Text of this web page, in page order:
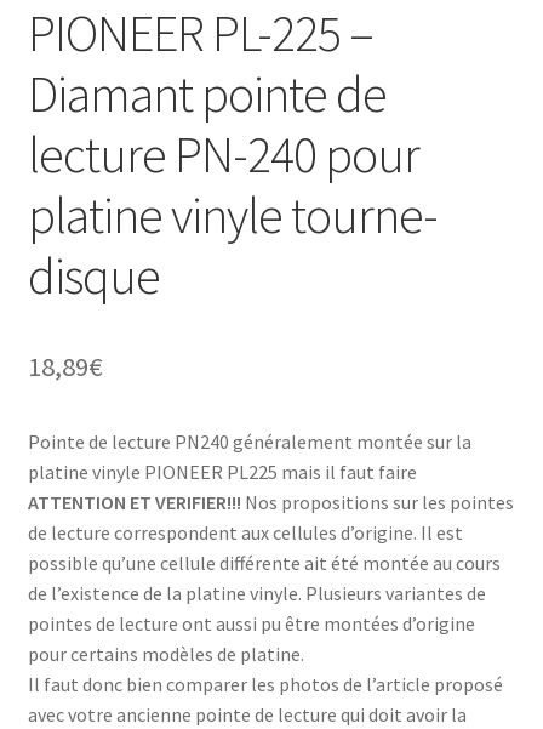
PIONEER PL-225 –
Diamant pointe de
lecture PN-240 pour
platine vinyle tourne-
disque
18,89€
Pointe de lecture PN240 généralement montée sur la
platine vinyle PIONEER PL225 mais il faut faire
ATTENTION ET VERIFIER!!! Nos propositions sur les pointes
de lecture correspondent aux cellules d’origine. Il est
possible qu’une cellule différente ait été montée au cours
de l’existence de la platine vinyle. Plusieurs variantes de
pointes de lecture ont aussi pu être montées d’origine
pour certains modèles de platine.
Il faut donc bien comparer les photos de l’article proposé
avec votre ancienne pointe de lecture qui doit avoir la